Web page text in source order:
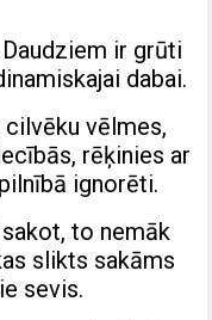
ir grūti
dabai.
vēlmes,
rēķinies ar
ignorēti.
to nemāk
slikts sakāms
sevis.